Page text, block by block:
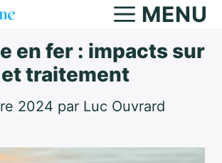
MENU
en fer : impacts sur
traitement
2024 par Luc Ouvrard